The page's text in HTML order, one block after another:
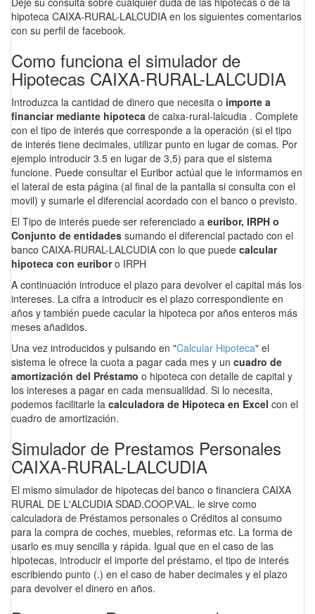
hipoteca CAIXA-RURAL-LALCUDIA en los siguientes comentarios
con su perfil de facebook.
Como funciona el simulador de
Hipotecas CAIXA-RURAL-LALCUDIA
Introduzca la cantidad de dinero que necesita o importe a
financiar mediante hipoteca de caixa-rural-lalcudia . Complete
con el tipo de interés que corresponde a la operación (si el tipo
de interés tiene decimales, utilizar punto en lugar de comas. Por
ejemplo introducir 3.5 en lugar de 3,5) para que el sistema
funcione. Puede consultar el Euribor actúal que le informamos en
el lateral de esta página (al final de la pantalla si consulta con el
movil) y sumarle el diferencial acordado con el banco o previsto.
El Tipo de interés puede ser referenciado a euribor, IRPH o
Conjunto de entidades sumando el diferencial pactado con el
banco CAIXA-RURAL-LALCUDIA con lo que puede calcular
hipoteca con euriboro IRPH
A continuación introduce el plazo para devolver el capital más los
intereses. La cifra a introducir es el plazo correspondiente en
años y también puede cacular la hipoteca por años enteros más
meses añadidos.
Una vez introducidos y pulsando en "Calcular Hipoteca" el
sistema le ofrece la cuota a pagar cada mes y un cuadro de
amortización del Préstamo o hipoteca con detalle de capital y
los intereses a pagar en cada mensualildad. Si lo necesita,
podemos facilitarle la calculadora de Hipoteca en Excel con el
cuadro de amortización.
Simulador de Prestamos Personales
CAIXA-RURAL-LALCUDIA
El mismo simulador de hipotecas del banco o financiera CAIXA
RURAL DE L'ALCUDIA SDAD.COOP.VAL. le sirve como
calculadora de Préstamos personales o Créditos al consumo
para la compra de coches, muebles, reformas etc. La forma de
usarlo es muy sencilla y rápida. Igual que en el caso de las
hipotecas, introducir el importe del préstamo, el tipo de interés
escribiendo punto (.) en el caso de haber decimales y el plazo
para devolver el dinero en años.